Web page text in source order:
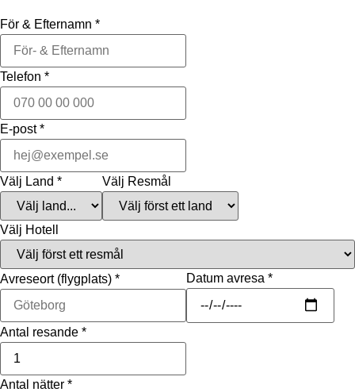
För & Efternamn *
Telefon *
E-post*
Välj Land * Välj Resmål
Välj Hotell
Avreseort (flygplats) * Datum avresa *
Antal resande *
Antal nätter *